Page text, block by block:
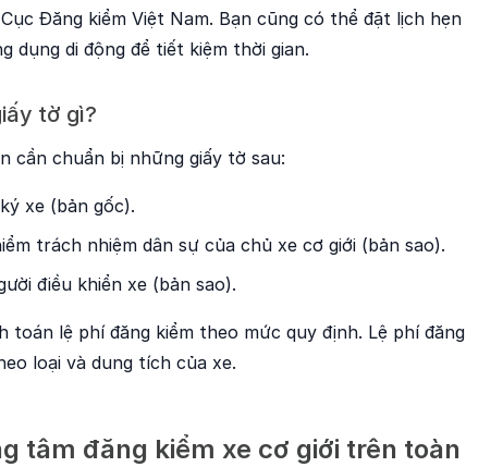
Đăng kiểm Việt Nam. Bạn cũng có thể đặt lịch hẹn
dụng di động để tiết kiệm thời gian.
tờ gì?
cần chuẩn bị những giấy tờ sau:
xe (bản gốc).
trách nhiệm dân sự của chủ xe cơ giới (bản sao).
điều khiển xe (bản sao).
toán lệ phí đăng kiểm theo mức quy định. Lệ phí đăng
loại và dung tích của xe.
tâm đăng kiểm xe cơ giới trên toàn